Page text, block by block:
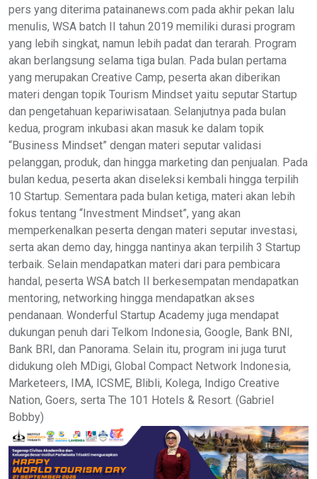
pers yang diterima patainanews.com pada akhir pekan lalu
menulis, WSA batch II tahun 2019 memiliki durasi program
yang lebih singkat, namun lebih padat dan terarah. Program
akan berlangsung selama tiga bulan. Pada bulan pertama
yang merupakan Creative Camp, peserta akan diberikan
materi dengan topik Tourism Mindset yaitu seputar Startup
dan pengetahuan kepariwisataan. Selanjutnya pada bulan
kedua, program inkubasi akan masuk ke dalam topik
“Business Mindset” dengan materi seputar validasi
pelanggan, produk, dan hingga marketing dan penjualan. Pada
bulan kedua, peserta akan diseleksi kembali hingga terpilih
10 Startup. Sementara pada bulan ketiga, materi akan lebih
fokus tentang “Investment Mindset”, yang akan
memperkenalkan peserta dengan materi seputar investasi,
serta akan demo day, hingga nantinya akan terpilih 3 Startup
terbaik. Selain mendapatkan materi dari para pembicara
handal, peserta WSA batch II berkesempatan mendapatkan
mentoring, networking hingga mendapatkan akses
pendanaan. Wonderful Startup Academy juga mendapat
dukungan penuh dari Telkom Indonesia, Google, Bank BNI,
Bank BRI, dan Panorama. Selain itu, program ini juga turut
didukung oleh MDigi, Global Compact Network Indonesia,
Marketeers, IMA, ICSME, Blibli, Kolega, Indigo Creative
Nation, Goers, serta The 101 Hotels & Resort. (Gabriel
Bobby)